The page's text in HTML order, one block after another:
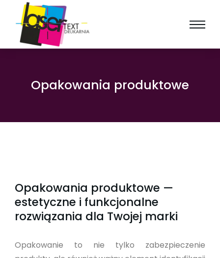
Opakowania produktowe
Opakowania produktowe —
estetyczne i funkcjonalne
rozwiązania dla Twojej marki
Opakowanie to nie tylko zabezpieczenie